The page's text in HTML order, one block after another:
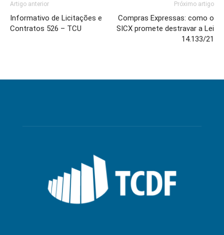
Artigo anterior
Informativo de Licitações e
Contratos 526 – TCU
Próximo artigo
Compras Expressas: como o
SICX promete destravar a Lei
14.133/21